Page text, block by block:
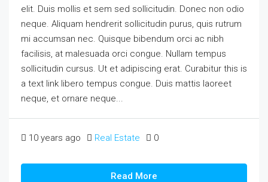
elit. Duis mollis et sem sed sollicitudin. Donec non odio
neque. Aliquam hendrerit sollicitudin purus, quis rutrum
mi accumsan nec. Quisque bibendum orci ac nibh
facilisis, at malesuada orci congue. Nullam tempus
sollicitudin cursus. Ut et adipiscing erat. Curabitur this is
a text link libero tempus congue. Duis mattis laoreet
neque, et ornare neque...
10 years ago Real Estate 0
Read More